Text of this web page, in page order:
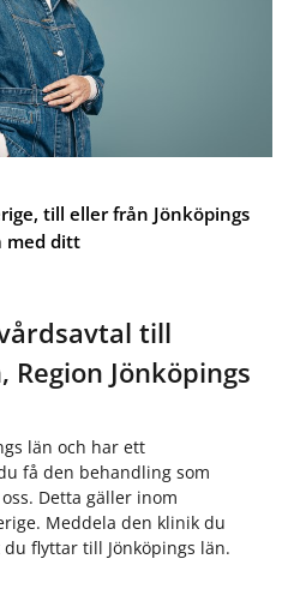
till eller från Jönköpings
med ditt
till
Jönköpings
län och har ett
få den behandling som
Detta gäller inom
Meddela den klinik du
flyttar till Jönköpings län.